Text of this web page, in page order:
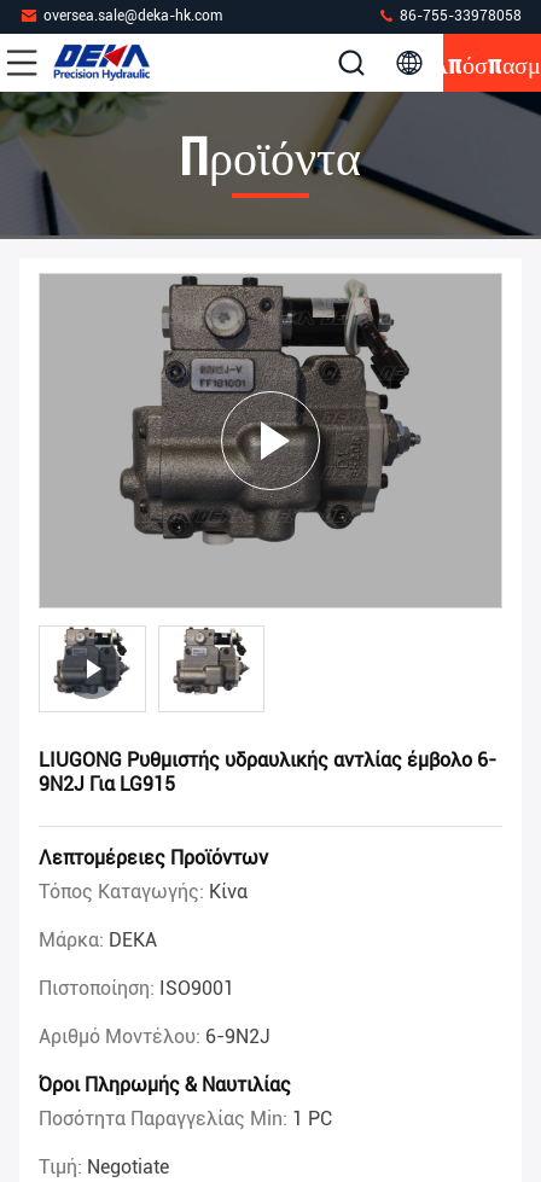
oversea.sale@deka-hk.com 86-755-33978058
Προϊόντα
LIUGONG Ρυθμιστής υδραυλικής αντλίας έμβολο 6-
9N2J Για LG915
Λεπτομέρειες Προϊόντων
Τόπος Καταγωγής: Κίνα
Μάρκα: DEKA
Πιστοποίηση: ISO9001
Αριθμό Μοντέλου: 6-9N2J
Όροι Πληρωμής & Ναυτιλίας
Ποσότητα Παραγγελίας Min: 1 PC
Τιμή: Negotiate